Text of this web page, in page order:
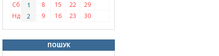
Сб
1 8 15 22
29
Нд
2 9 16 23 30
ПОШУК